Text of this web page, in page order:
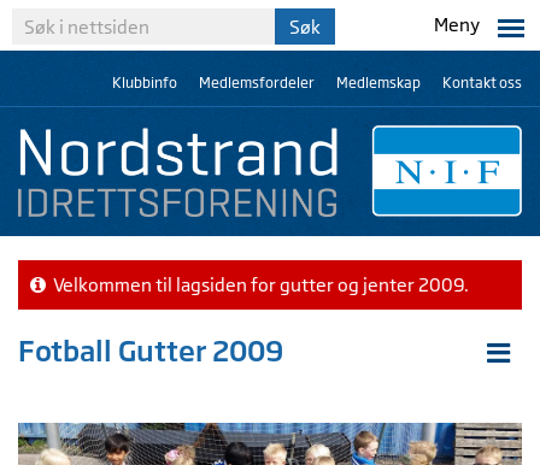
Meny
Klubbinfo Medlemsfordeler Medlemskap Kontakt oss
Velkommen til lagsiden for gutter og jenter 2009.
Fotball Gutter 2009